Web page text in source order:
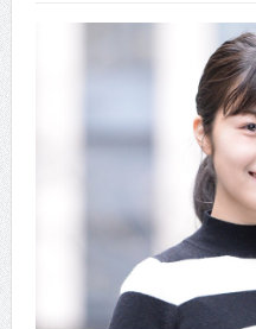
CINEMA×STYLE 287号
CINEMA×STYLE 286号
CINEMA×STYLE 285号
CINEMA×STYLE 294号